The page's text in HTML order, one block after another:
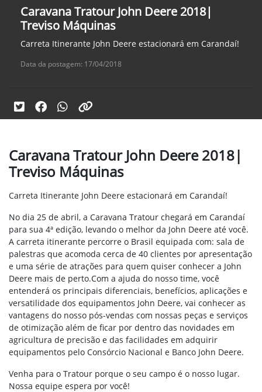
Caravana Tratour John Deere 2018|
Treviso Máquinas
Carreta Itinerante John Deere estacionará em Carandaí!
Data da postagem: 17/04/2018
Caravana Tratour John Deere 2018|
Treviso Máquinas
Carreta Itinerante John Deere estacionará em Carandaí!
No dia 25 de abril, a Caravana Tratour chegará em Carandaí
para sua 4ª edição, levando o melhor da John Deere até você.
A carreta itinerante percorre o Brasil equipada com: sala de
palestras que acomoda cerca de 40 clientes por apresentação
e uma série de atrações para quem quiser conhecer a John
Deere mais de perto.Com a ajuda do nosso time, você
entenderá os principais diferenciais, benefícios, aplicações e
versatilidade dos equipamentos John Deere, vai conhecer as
vantagens do nosso pós-vendas com nossas peças e serviços
de otimização além de ficar por dentro das novidades em
agricultura de precisão e das facilidades em adquirir
equipamentos pelo Consórcio Nacional e Banco John Deere.
Venha para o Tratour porque o seu campo é o nosso lugar.
Nossa equipe espera por você!